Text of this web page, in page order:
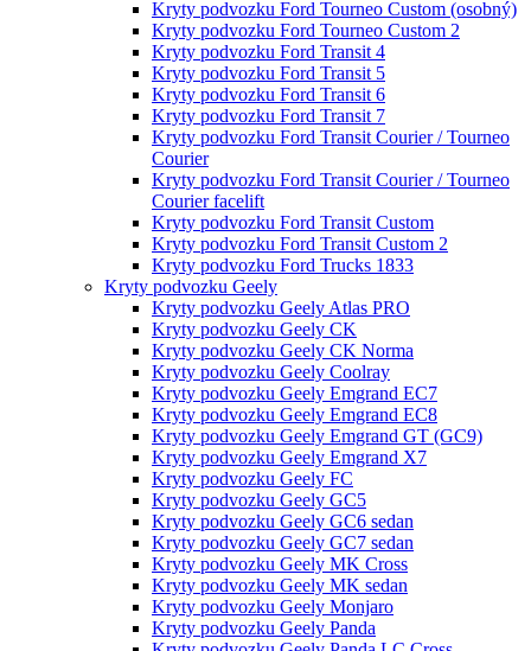
Kryty podvozku Ford Tourneo Custom (osobný)
Kryty podvozku Ford Tourneo Custom 2
Kryty podvozku Ford Transit 4
Kryty podvozku Ford Transit 5
Kryty podvozku Ford Transit 6
Kryty podvozku Ford Transit 7
Kryty podvozku Ford Transit Courier / Tourneo
Courier
Kryty podvozku Ford Transit Courier / Tourneo
Courier facelift
Kryty podvozku Ford Transit Custom
Kryty podvozku Ford Transit Custom 2
Kryty podvozku Ford Trucks 1833
Kryty podvozku Geely
Kryty podvozku Geely Atlas PRO
Kryty podvozku Geely CK
Kryty podvozku Geely CK Norma
Kryty podvozku Geely Coolray
Kryty podvozku Geely Emgrand EC7
Kryty podvozku Geely Emgrand EC8
Kryty podvozku Geely Emgrand GT (GC9)
Kryty podvozku Geely Emgrand X7
Kryty podvozku Geely FC
Kryty podvozku Geely GC5
Kryty podvozku Geely GC6 sedan
Kryty podvozku Geely GC7 sedan
Kryty podvozku Geely MK Cross
Kryty podvozku Geely MK sedan
Kryty podvozku Geely Monjaro
Kryty podvozku Geely Panda